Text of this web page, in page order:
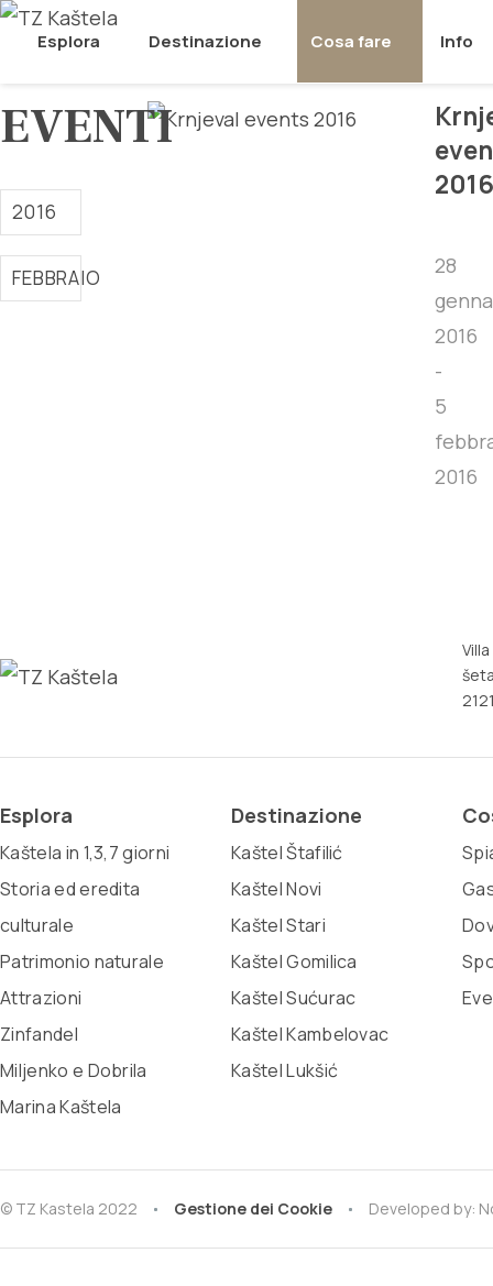
Esplora Destinazione Cosa fare Info
EVENTI
2016
FEBBRAIO
28
2016
-
5
2016
Esplora
Kaštela in 1,3,7 giorni
Storia ed eredita
culturale
Patrimonio naturale
Attrazioni
Zinfandel
Miljenko e Dobrila
Marina Kaštela
Destinazione
Kaštel Štafilić
Kaštel Novi
Kaštel Stari
Kaštel Gomilica
Kaštel Sućurac
Kaštel Kambelovac
Kaštel Lukšić
© TZ Kastela 2022 Gestione dei Cookie Developed by: